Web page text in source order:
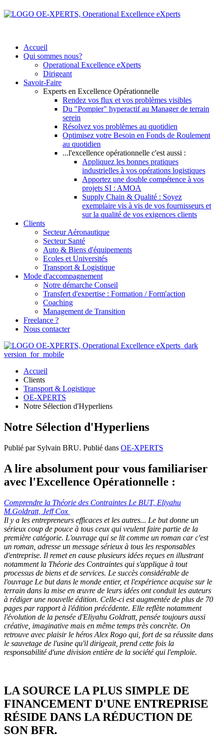
Accueil
Qui sommes nous?
Operational Excellence eXperts
Dirigeant
Savoir-Faire
Experts en Excellence Opérationnelle
Rendez vos flux et vos problèmes visibles
Du "Pompier" hyperactif au Manager de terrain
serein
Résolvez vos problèmes au quotidien
Optimisez votre Besoin en Fonds de Roulement
au quotidien
...l'excellence opérationnelle c'est aussi :
Appliquez les bonnes pratiques
industrielles à vos opérations logistiques
Apportez une double compétence à vos
projets SI : AMOA
Supply Chain & Qualité : Soyez
exemplaire vis à vis de vos fournisseurs et
sur la qualité de vos exigences clients
Clients
Secteur Aéronautique
Secteur Santé
Auto & Biens d'équipements
Ecoles et Universités
Transport & Logistique
Mode d'accompagnement
Notre démarche Conseil
Transfert d'expertise : Formation / Form'action
Coaching
Management de Transition
Freelance ?
Nous contacter
Accueil
Clients
Transport & Logistique
OE-XPERTS
Notre Sélection d'Hyperliens
Notre Sélection d'Hyperliens
Publié par Sylvain BRU. Publié dans OE-XPERTS
A lire absolument pour vous familiariser
avec l'Excellence Opérationnelle :
Comprendre la Théorie des Contraintes Le BUT, Eliyahu
M.Goldratt, Jeff Cox
Il y a les entrepreneurs efficaces et les autres... Le but donne un
sérieux coup de pouce à tous ceux qui veulent faire partie de la
première catégorie. L'ouvrage qui se lit comme un roman car c'est
un roman, adresse un message sérieux à tous les responsables
d'entreprise. Il remet en cause plusieurs idées reçues en illustrant
notamment la Théorie des Contraintes qui s'applique à tout
processus de biens et de services. Le succès considérable de
l'ouvrage Le but dans le monde entier, et l'expérience acquise sur le
terrain dans la mise en œuvre de leurs idées ont conduit les auteurs
à rédiger une nouvelle édition. Celle-ci est augmentée de plus de 70
pages par rapport à l'édition précédente. Elle reflète notamment
l'évolution de la pensée d'Eliyahu Goldratt, pensée toujours aussi
créative, imaginative mais en même temps très concrète. On
retrouve avec plaisir le héros Alex Rogo qui, fort de sa réussite dans
le sauvetage de l'usine qu'il dirigeait, prend cette fois la
responsabilité d'une division entière de la société qui l'emploie.
LA SOURCE LA PLUS SIMPLE DE
FINANCEMENT D'UNE ENTREPRISE
RÉSIDE DANS LA RÉDUCTION DE
SON BFR.